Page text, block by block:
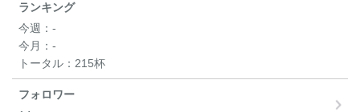
ランキング
今週： -
今月： -
トータル： 215杯
フォロワー